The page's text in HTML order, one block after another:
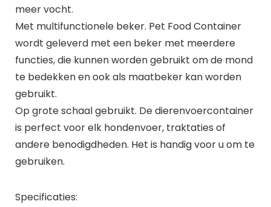
meer vocht.
Met multifunctionele beker. Pet Food Container
wordt geleverd met een beker met meerdere
functies, die kunnen worden gebruikt om de mond
te bedekken en ook als maatbeker kan worden
gebruikt.
Op grote schaal gebruikt. De dierenvoercontainer
is perfect voor elk hondenvoer, traktaties of
andere benodigdheden. Het is handig voor u om te
gebruiken.
Specificaties: